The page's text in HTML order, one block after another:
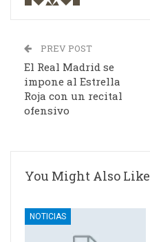
PREV POST
El Real Madrid se
impone al Estrella
Roja con un recital
ofensivo
You Might Also Like
NOTICIAS